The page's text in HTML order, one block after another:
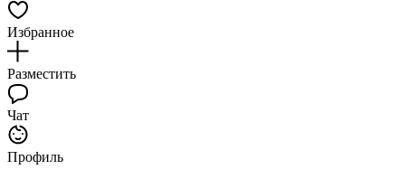
Избранное
Разместить
Чат
Профиль